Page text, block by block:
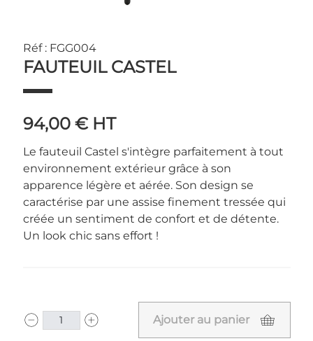
Réf : FGG004
FAUTEUIL CASTEL
94,00 € HT
Le fauteuil Castel s'intègre parfaitement à tout
environnement extérieur grâce à son
apparence légère et aérée. Son design se
caractérise par une assise finement tressée qui
créée un sentiment de confort et de détente.
Un look chic sans effort !
Ajouter au panier